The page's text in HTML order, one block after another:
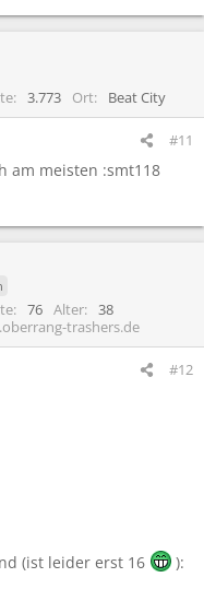
3.773 Ort Beat City
#11
am meisten :smt118
76 Alter
38
trashers.de
#12
(ist leider erst 16 ):